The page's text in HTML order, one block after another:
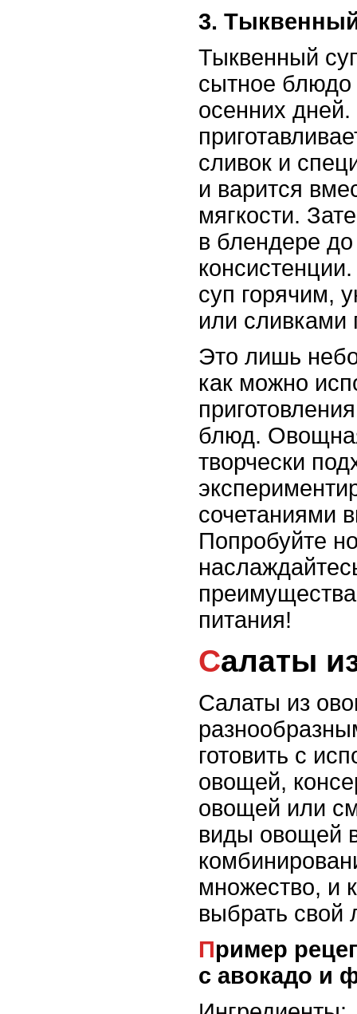
3.
Тыквенный
сытное
осенних
сливок и
и варится
мягкости.
в блендере
суп горячим,
или
Это лишь
как можно
блюд.
творчески
сочетаниями
Попробуйте
питания!
Салаты
Салаты из
готовить с
овощей,
овощей или
виды овощей
множество, и
выбрать
Пример рецепта: Овощной салат
с авокадо и